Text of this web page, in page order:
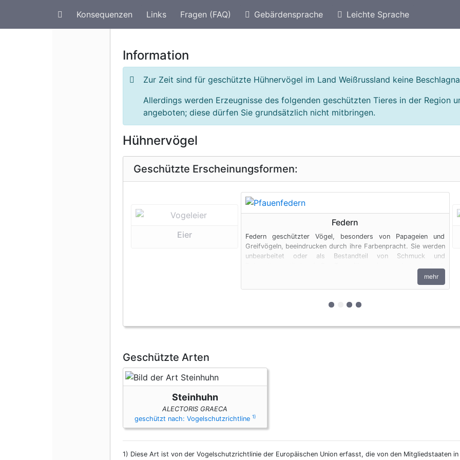
Konsequenzen Links Fragen (FAQ) Gebärdensprache Leichte Sprache
Information
Zur Zeit sind für geschützte Hühnervögel im Land Weißrussland keine
Allerdings werden Erzeugnisse des folgenden geschützten Tieres in der Region
angeboten; diese dürfen Sie grundsätzlich nicht mitbringen.
Hühnervögel
Geschützte Erscheinungsformen:
Vorherige geschützte Erscheinungsform
Eier
Federn
Federn geschützter Vögel, besonders von Papageien und
Greifvögeln, beeindrucken durch ihre Farbenpracht. Sie werden
unbearbeitet oder als Bestandteil von Schmuck und
Federn unterliegen den artenschutzrechtlichen Bestimmungen.
mehr
zur 1. geschützten
zur 2. geschützten
zur 3. geschützten
zur 4. geschützten
Geschützte Arten
Steinhuhn
ALECTORIS GRAECA
geschützt nach: Vogelschutzrichtline 1)
1) Diese Art ist von der Vogelschutzrichtlinie der Europäischen Union erfasst, die von den Mitgliedstaaten